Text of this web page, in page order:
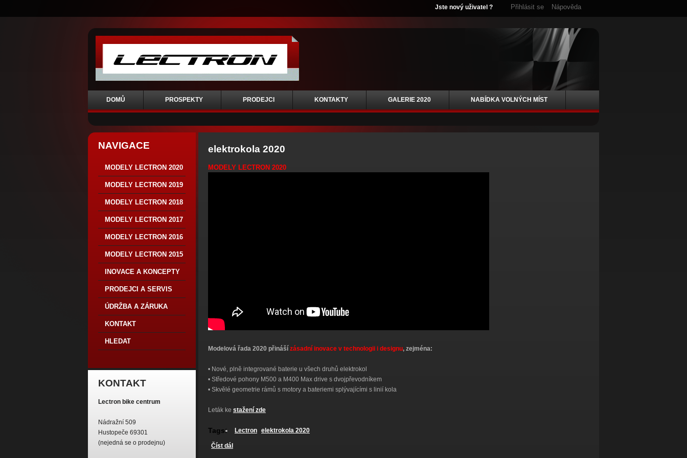
Jste nový uživatel ? Přihlásit se Nápověda
DOMŮ PROSPEKTY PRODEJCI KONTAKTY GALERIE 2020 NABÍDKA VOLNÝCH MÍST
NAVIGACE
MODELY LECTRON 2020
MODELY LECTRON 2019
MODELY LECTRON 2018
MODELY LECTRON 2017
MODELY LECTRON 2016
MODELY LECTRON 2015
INOVACE A KONCEPTY
PRODEJCI A SERVIS
ÚDRŽBA A ZÁRUKA
KONTAKT
HLEDAT
KONTAKT
Lectron bike centrum
Nádražní 509
Hustopeče 69301
(nejedná se o prodejnu)
elektrokola 2020
MODELY LECTRON 2020
Modelová řada 2020 přináší zásadní inovace v technologii i designu, zejména:
• Nové, plně integrované baterie u všech druhů elektrokol
• Středové pohony M500 a M400 Max drive s dvojpřevodníkem
• Skvělé geometrie rámů s motory a bateriemi splývajícími s linií kola
Leták ke stažení zde
Tags: Lectron elektrokola 2020
Číst dál